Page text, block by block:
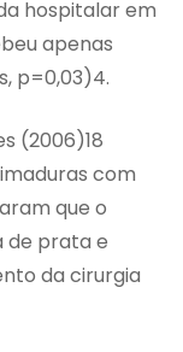
hospitalar em
apenas
p=0,03)4.
(2006)18
com
que o
de prata e
da cirurgia